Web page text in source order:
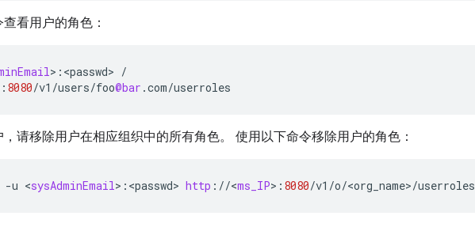
看用户的角色：
> : <passwd> /
: 8080/v1 /users/foo@bar .com/userroles
请移除用户在相应组织中的所有角色。 使用以下命令移除用户的角色：
-u <sysAdminEmail> : <passwd> http : //<ms_IP> : 8080/v1 /o/<org_name>/userroles